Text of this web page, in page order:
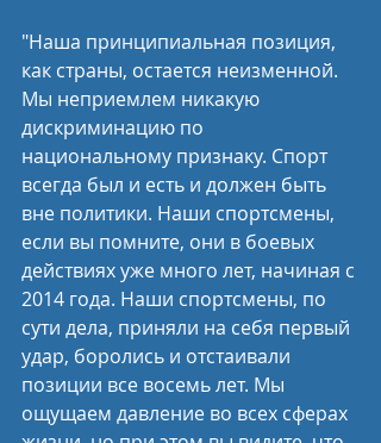
"Наша принципиальная позиция,
как страны, остается неизменной.
Мы неприемлем никакую
дискриминацию по
национальному признаку. Спорт
всегда был и есть и должен быть
вне политики. Наши спортсмены,
если вы помните, они в боевых
действиях уже много лет, начиная с
2014 года. Наши спортсмены, по
сути дела, приняли на себя первый
удар, боролись и отстаивали
позиции все восемь лет. Мы
ощущаем давление во всех сферах